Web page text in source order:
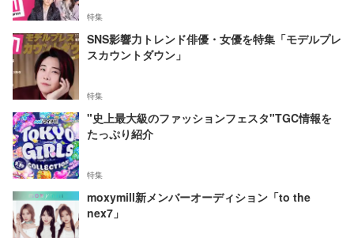
特集
SNS影響力トレンド俳優・女優を特集「モデルプレ
スカウントダウン」
特集
"史上最大級のファッションフェスタ"TGC情報を
たっぷり紹介
特集
moxymill新メンバーオーディション「to the
nex7」